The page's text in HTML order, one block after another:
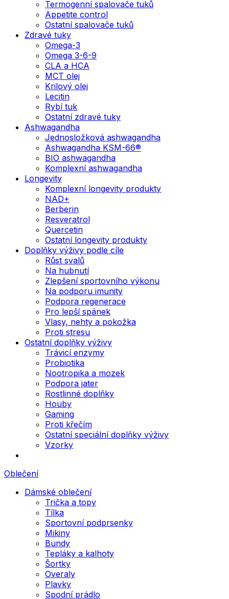
Termogenní spalovače tuků
Appetite control
Ostatní spalovače tuků
Zdravé tuky
Omega-3
Omega 3-6-9
CLA a HCA
MCT olej
Krilový olej
Lecitin
Rybí tuk
Ostatní zdravé tuky
Ashwagandha
Jednosložková ashwagandha
Ashwagandha KSM-66®
BIO ashwagandha
Komplexní ashwagandha
Longevity
Komplexní longevity produkty
NAD+
Berberin
Resveratrol
Quercetin
Ostatní longevity produkty
Doplňky výživy podle cíle
Růst svalů
Na hubnutí
Zlepšení sportovního výkonu
Na podporu imunity
Podpora regenerace
Pro lepší spánek
Vlasy, nehty a pokožka
Proti stresu
Ostatní doplňky výživy
Trávicí enzymy
Probiotika
Nootropika a mozek
Podpora jater
Rostlinné doplňky
Houby
Gaming
Proti křečím
Ostatní speciální doplňky výživy
Vzorky
Oblečení
Dámské oblečení
Trička a topy
Tílka
Sportovní podprsenky
Mikiny
Bundy
Tepláky a kalhoty
Šortky
Overaly
Plavky
Spodní prádlo